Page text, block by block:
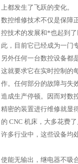
上都发生了飞跃的变化。
数控维修技术不仅是保障
控技术的发展和*也起到
此，目前它已经成为一门
另外任何一台数控设备都
这就要求它在实时控制的
作。任何部分的故障与失
造成生产停顿。因而对数
精密的装置进行维修就显
的 CNC 机床，大多花费
许多行业中，这些设备均
使能无输出，继电器不吸